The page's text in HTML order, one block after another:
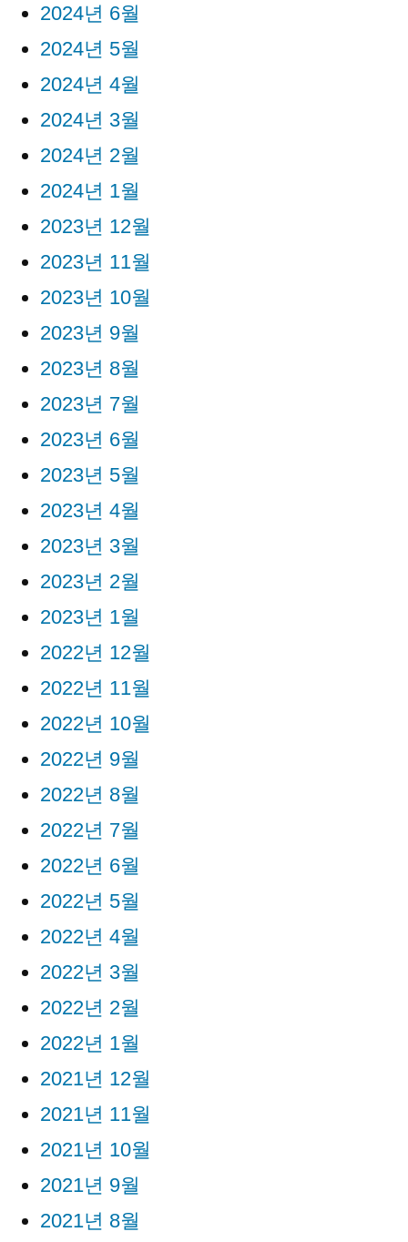
2024년 6월
2024년 5월
2024년 4월
2024년 3월
2024년 2월
2024년 1월
2023년 12월
2023년 11월
2023년 10월
2023년 9월
2023년 8월
2023년 7월
2023년 6월
2023년 5월
2023년 4월
2023년 3월
2023년 2월
2023년 1월
2022년 12월
2022년 11월
2022년 10월
2022년 9월
2022년 8월
2022년 7월
2022년 6월
2022년 5월
2022년 4월
2022년 3월
2022년 2월
2022년 1월
2021년 12월
2021년 11월
2021년 10월
2021년 9월
2021년 8월